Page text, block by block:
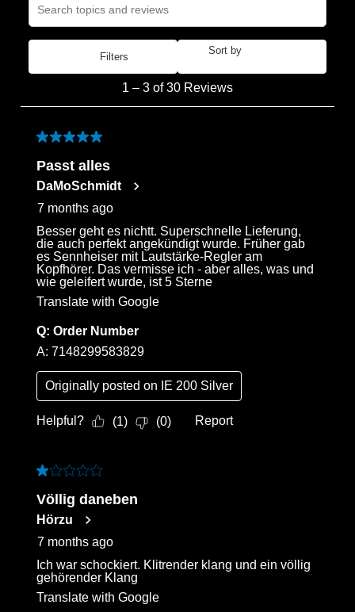
Search topics and reviews search region
Filters
Sort by
Reviews
1 – 3 of 30 Reviews
5 out of 5 stars.
Passt alles
DaMoSchmidt
7 months ago
Besser geht es nichtt. Superschnelle Lieferung,
die auch perfekt angekündigt wurde. Früher gab
es Sennheiser mit Lautstärke-Regler am
Kopfhörer. Das vermisse ich - aber alles, was und
wie geleifert wurde, ist 5 Sterne
Translate with Google
Q: Order Number
A: 7148299583829
Originally posted on IE 200 Silver
Helpful? (1) (0) Report
1 out of 5 stars.
Völlig daneben
Hörzu
7 months ago
Ich war schockiert. Klitrender klang und ein völlig
gehörender Klang
Translate with Google